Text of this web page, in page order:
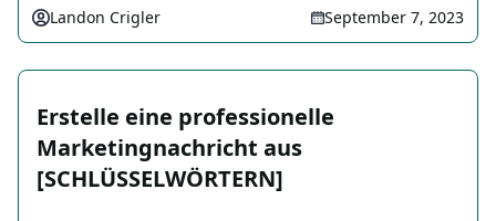
Landon Crigler September 7, 2023
Erstelle eine professionelle
Marketingnachricht aus
[SCHLÜSSELWÖRTERN]